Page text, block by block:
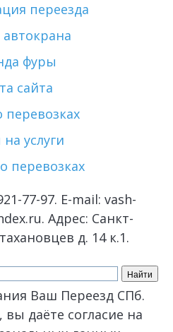
переезда
автокрана
фуры
сайта
перевозках
услуги
перевозках
77-97. E-mail: vash-
Адрес: Санкт-
д. 14 к.1.
Ваш Переезд СПб.
вы даёте согласие на